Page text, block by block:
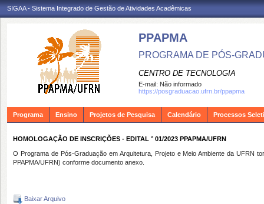
SIGAA - Sistema Integrado de Gestão de Atividades Acadêmicas
PPAPMA
PROGRAMA DE PÓS-
CENTRO DE TECNOLOGIA
E-mail: Não informado
https://posgraduacao.ufrn.br/ppapma
Programa Ensino Projetos de Pesquisa Calendário Processos
HOMOLOGAÇÃO DE INSCRIÇÕES - EDITAL ° 01/2023 PPAPMA/UFRN
O Programa de Pós-Graduação em Arquitetura, Projeto e Meio Ambiente da UFRN
PPAPMA/UFRN) conforme documento anexo.
Baixar Arquivo